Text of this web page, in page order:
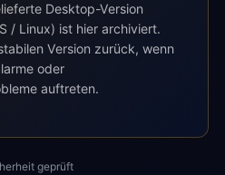
Desktop-Version
/ Linux) ist hier archiviert.
Version zurück, wenn
oder
auftreten.
geprüft